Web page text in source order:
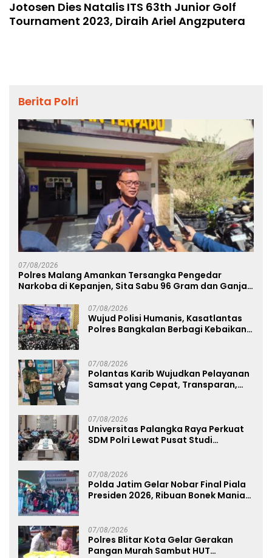
Jotosen Dies Natalis ITS 63th Junior Golf
Tournament 2023, Diraih Ariel Angzputera
Berita Polri
07/08/2026
Polres Malang Amankan Tersangka Pengedar
Narkoba di Kepanjen, Sita Sabu 96 Gram dan Ganja
07/08/2026
Wujud Polisi Humanis, Kasatlantas
Polres Bangkalan Berbagi Kebaikan
07/08/2026
Polantas Karib Wujudkan Pelayanan
Samsat yang Cepat, Transparan,
07/08/2026
Universitas Palangka Raya Perkuat
SDM Polri Lewat Pusat Studi
07/08/2026
Polda Jatim Gelar Nobar Final Piala
Presiden 2026, Ribuan Bonek Mania
07/08/2026
Polres Blitar Kota Gelar Gerakan
Pangan Murah Sambut HUT